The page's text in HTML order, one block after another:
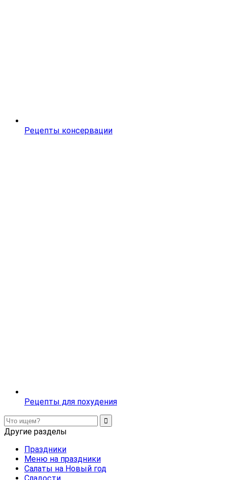
Рецепты консервации
Рецепты для похудения
Другие разделы
Праздники
Меню на праздники
Салаты на Новый год